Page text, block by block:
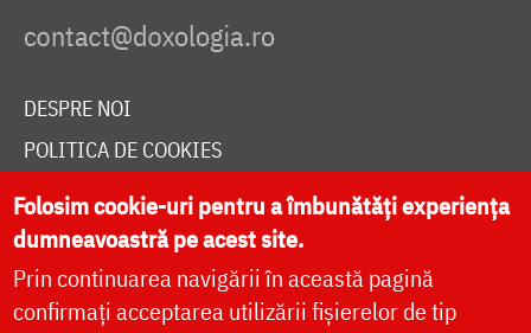
DESPRE NOI
POLITICA DE COOKIES
DONEAZĂ ONLINE PENTRU CATEDRALA NAȚIONALĂ
LIVE
Folosim cookie-uri pentru a îmbunătăți experiența
dumneavoastră pe acest site.
Prin continuarea navigării în această pagină
confirmați acceptarea utilizării fișierelor de tip